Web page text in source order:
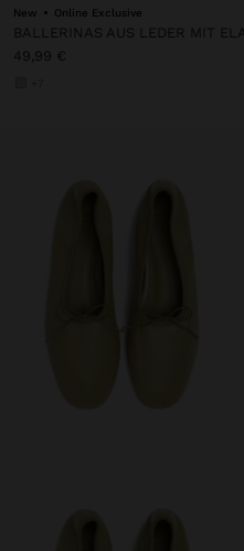
New Online Exclusive
BALLERINAS AUS LEDER MIT
49,99 €